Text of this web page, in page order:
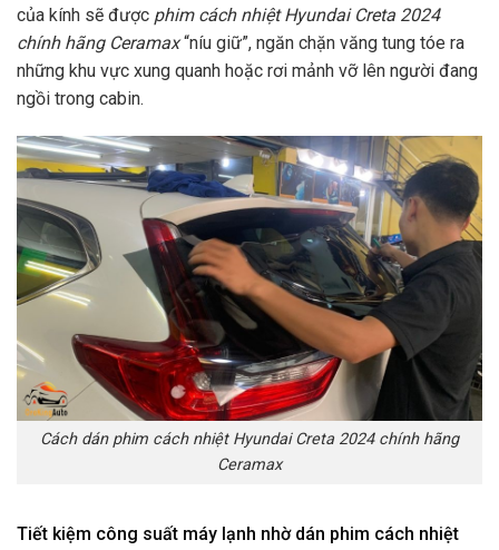
của kính sẽ được phim cách nhiệt Hyundai Creta 2024
chính hãng Ceramax“níu giữ”, ngăn chặn văng tung tóe ra
những khu vực xung quanh hoặc rơi mảnh vỡ lên người đang
ngồi trong cabin.
Cách dán phim cách nhiệt Hyundai Creta 2024 chính hãng
Ceramax
Tiết kiệm công suất máy lạnh nhờ dán phim cách nhiệt